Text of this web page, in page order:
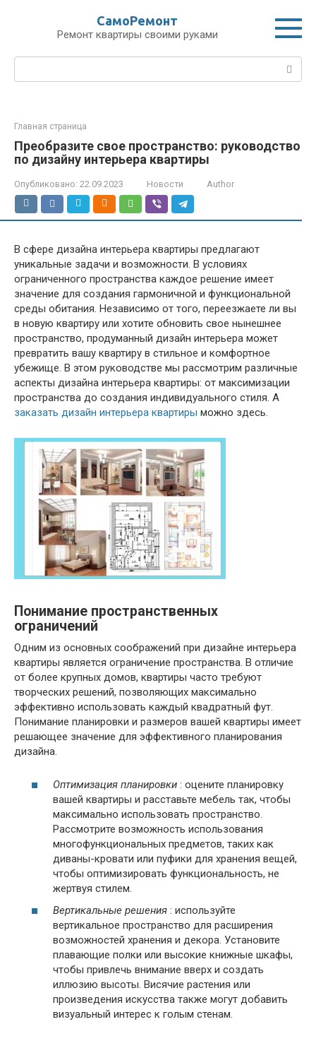
СамоРемонт
Ремонт квартиры своими руками
Поиск:
Главная страница
Преобразите свое пространство: руководство
по дизайну интерьера квартиры
Опубликовано: 22.09.2023 Новости Author
В сфере дизайна интерьера квартиры предлагают
уникальные задачи и возможности. В условиях
ограниченного пространства каждое решение имеет
значение для создания гармоничной и функциональной
среды обитания. Независимо от того, переезжаете ли вы
в новую квартиру или хотите обновить свое нынешнее
пространство, продуманный дизайн интерьера может
превратить вашу квартиру в стильное и комфортное
убежище. В этом руководстве мы рассмотрим различные
аспекты дизайна интерьера квартиры: от максимизации
пространства до создания индивидуального стиля. А
заказать дизайн интерьера квартиры можно здесь.
Понимание пространственных
ограничений
Одним из основных соображений при дизайне интерьера
квартиры является ограничение пространства. В отличие
от более крупных домов, квартиры часто требуют
творческих решений, позволяющих максимально
эффективно использовать каждый квадратный фут.
Понимание планировки и размеров вашей квартиры имеет
решающее значение для эффективного планирования
дизайна.
Оптимизация планировки : оцените планировку
вашей квартиры и расставьте мебель так, чтобы
максимально использовать пространство.
Рассмотрите возможность использования
многофункциональных предметов, таких как
диваны-кровати или пуфики для хранения вещей,
чтобы оптимизировать функциональность, не
жертвуя стилем.
Вертикальные решения : используйте
вертикальное пространство для расширения
возможностей хранения и декора. Установите
плавающие полки или высокие книжные шкафы,
чтобы привлечь внимание вверх и создать
иллюзию высоты. Висячие растения или
произведения искусства также могут добавить
визуальный интерес к голым стенам.